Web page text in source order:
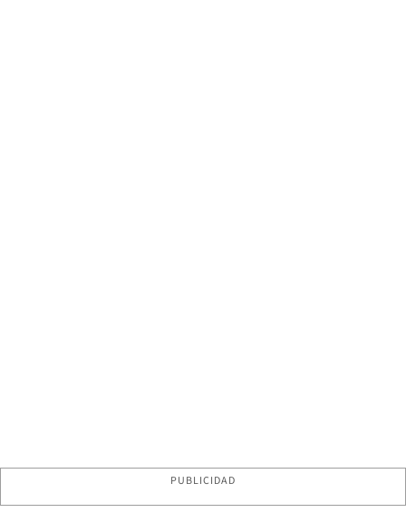
PUBLICIDAD